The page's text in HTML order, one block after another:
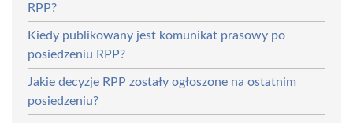
RPP?
Kiedy publikowany jest komunikat prasowy po
posiedzeniu RPP?
Jakie decyzje RPP zostały ogłoszone na ostatnim
posiedzeniu?